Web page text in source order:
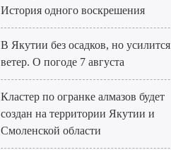
История одного воскрешения
В Якутии без осадков, но усилится
ветер. О погоде 7 августа
Кластер по огранке алмазов будет
создан на территории Якутии и
Смоленской области